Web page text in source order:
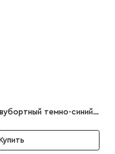
Мужской костюм двубортный темно-синий Elio
Купить